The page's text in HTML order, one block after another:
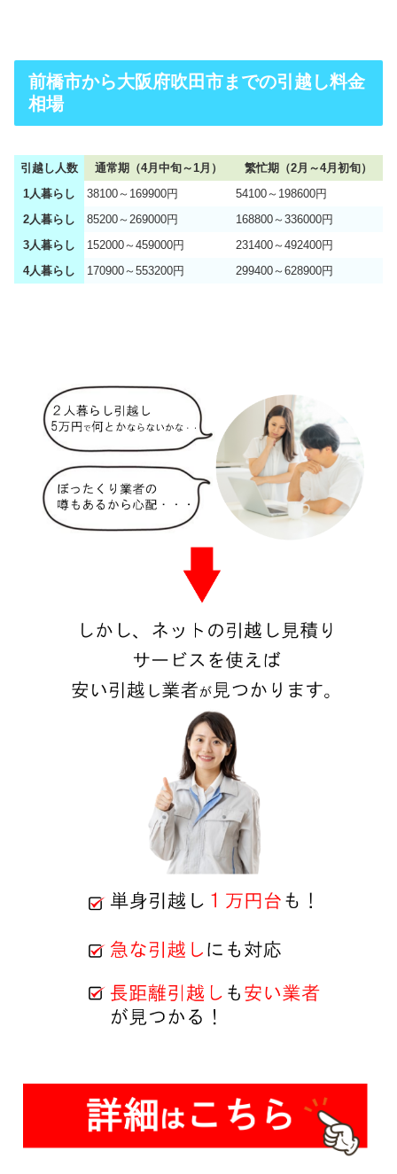
前橋市から大阪府吹田市までの引越し料金
相場
引越し人数 通常期（4月中旬～1月）
繁忙期（2月～4月初旬）
1人暮らし
38100～169900円
54100～198600円
2人暮らし
85200～269000円
168800～336000円
3人暮らし
152000～459000円
231400～492400円
4人暮らし
170900～553200円 299400～628900円